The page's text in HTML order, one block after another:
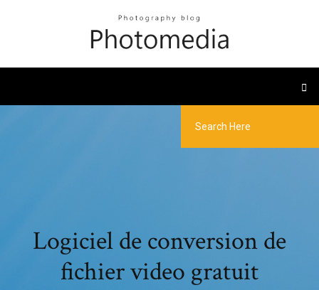
Logiciel de conversion de
fichier video gratuit